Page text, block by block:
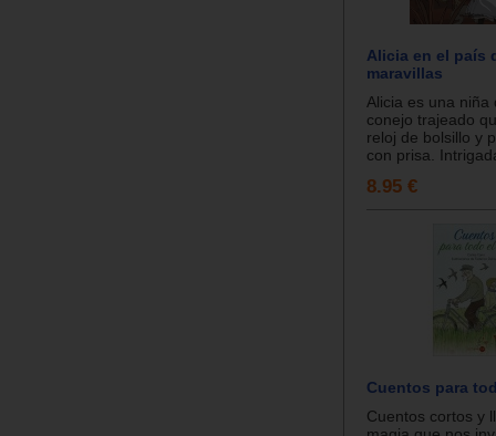
Alicia en el país
maravillas
Alicia es una niña
conejo trajeado
reloj de bolsillo y
con prisa.
8.95 €
Cuentos para
Cuentos cortos y